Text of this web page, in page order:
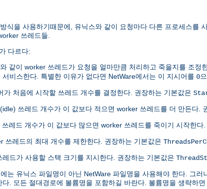
식을 사용하기때문에, 유닉스와 같이 요청마다 다른 프로세스를
쓰레드들.
다르다:
같이 worker 쓰레드가 요청을 얼마만큼 처리하고 죽을지를 조정
비스한다. 특별한 이유가 없다면 NetWare에서는 이 지시어를 0
가 처음에 시작할 쓰레드 개수를 결정한다. 권장하는 기본값은
쓰레드 개수가 이 값보다 적으면 worker 쓰레드를 더 만든다.
레드 개수가 이 값보다 많으면 worker 쓰레드를 죽이기 시작한다
쓰레드의 최대 개수를 제한한다. 권장하는 기본값은
드가 사용할 스택 크기를 지시한다. 권장하는 기본값은
는 유닉스 파일명이 아닌 NetWare 파일명을 사용해야 한다. 그
. 모든 절대경로에 볼륨명을 포함하길 바란다. 볼륨명을 생략하면